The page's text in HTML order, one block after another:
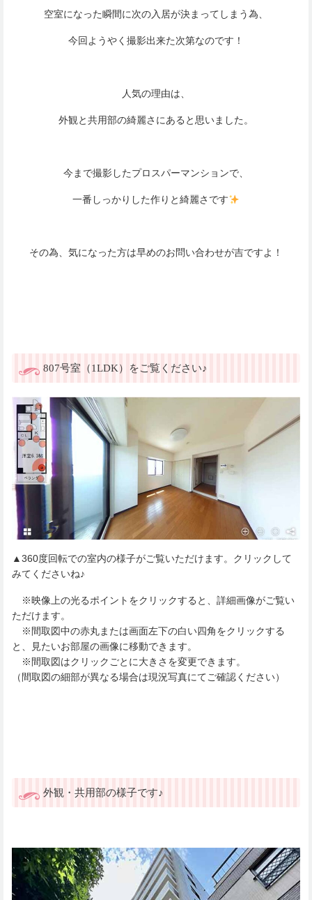
空室になった瞬間に次の入居が決まってしまう為、
今回ようやく撮影出来た次第なのです！
人気の理由は、
外観と共用部の綺麗さにあると思いました。
今まで撮影したプロスパーマンションで、
一番しっかりした作りと綺麗さです
その為、気になった方は早めのお問い合わせが吉ですよ！
807号室（1LDK）をご覧ください♪
▲360度回転での室内の様子がご覧いただけます。クリックして
みてくださいね♪
※映像上の光るポイントをクリックすると、詳細画像がご覧い
ただけます。
※間取図中の赤丸または画面左下の白い四角をクリックする
と、見たいお部屋の画像に移動できます。
※間取図はクリックごとに大きさを変更できます。
（間取図の細部が異なる場合は現況写真にてご確認ください）
外観・共用部の様子です♪